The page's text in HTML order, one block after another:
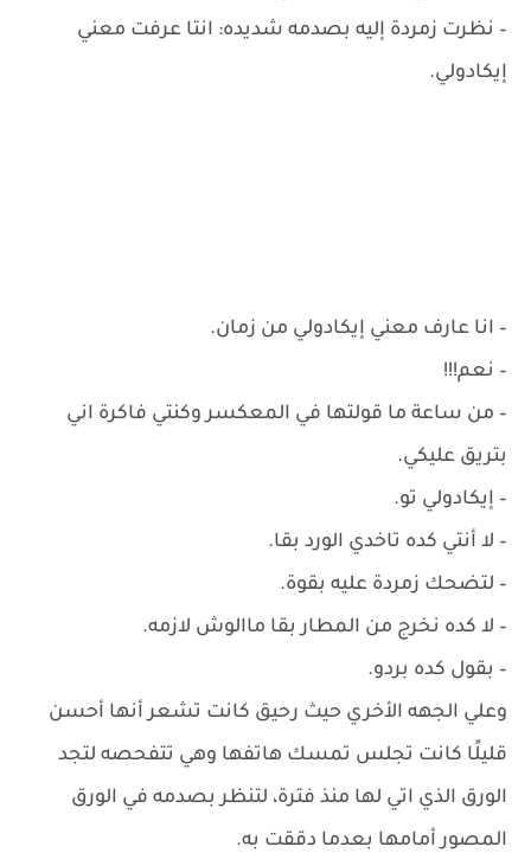
– ‏نظرت زمردة إليه بصدمه شديده: انتا عرفت معني
إيكادولي.
– ‏انا عارف معني إيكادولي من زمان.
– ‏نعم!!!
– ‏من ساعة ما قولتها في المعكسر وكنتي فاكرة اني
بتريق عليكي.
– ‏إيكادولي تو.
– لا أنتي كده تاخدي الورد بقا.
– ‏لتضحك زمردة عليه بقوة.
– ‏لا كده نخرج من المطار بقا ماالوش لازمه.
– ‏بقول كده بردو.
وعلي الجهه الأخري حيث رحيق كانت تشعر أنها أحسن
قليلًا كانت تجلس تمسك هاتفها وهي تتفحصه لتجد
الورق الذي اتي لها منذ فترة، لتنظر بصدمه في الورق
المصور أمامها بعدما دققت به.